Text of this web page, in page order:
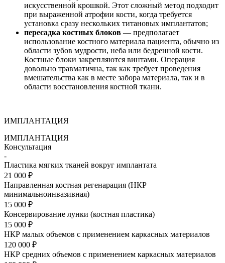
искусственной крошкой. Этот сложный метод подходит
при выраженной атрофии кости, когда требуется
установка сразу нескольких титановых имплантатов;
пересадка костных блоков — предполагает
использование костного материала пациента, обычно из
области зубов мудрости, неба или бедренной кости.
Костные блоки закрепляются винтами. Операция
довольно травматична, так как требует проведения
вмешательства как в месте забора материала, так и в
области восстановления костной ткани.
ИМПЛАНТАЦИЯ
ИМПЛАНТАЦИЯ
Консультация
-
Пластика мягких тканей вокруг имплантата
21 000 ₽
Направленная костная регенарация (НКР
минимальноинвазивная)
15 000 ₽
Консервирование лунки (костная пластика)
15 000 ₽
НКР малых объемов с применением каркасных материалов
120 000 ₽
НКР средних объемов с применением каркасных материалов